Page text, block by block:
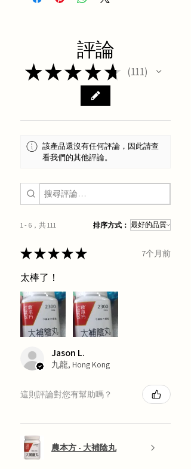
評論
★★★★★ 111
111
該產品還沒有任何評論，因此請查
看我們的其他評論。
1 - 6，共 111 排序方式：
★★★★★ 7个月前
太棒了！
Jason L.
九龍, Hong Kong
這則評論對您有幫助嗎？
農本方 - 大補陰丸